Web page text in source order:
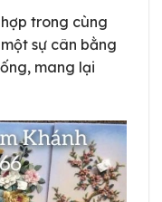
trong cùng
sự cân bằng
mang lại